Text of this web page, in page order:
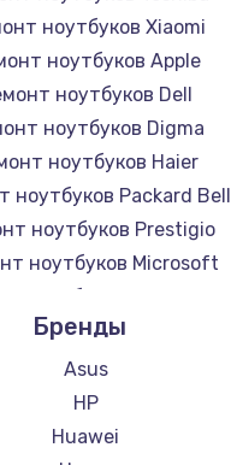
ноутбуков Xiaomi
ноутбуков Apple
ноутбуков Dell
ноутбуков Digma
ноутбуков Haier
ноутбуков Packard Bell
ноутбуков Prestigio
ноутбуков Microsoft
ноутбуков Alienware
ноутбуков Aquarius
ноутбуков Gigabyte
ноутбуков Aorus
ноутбуков Maibenben
Бренды
Asus
HP
Huawei